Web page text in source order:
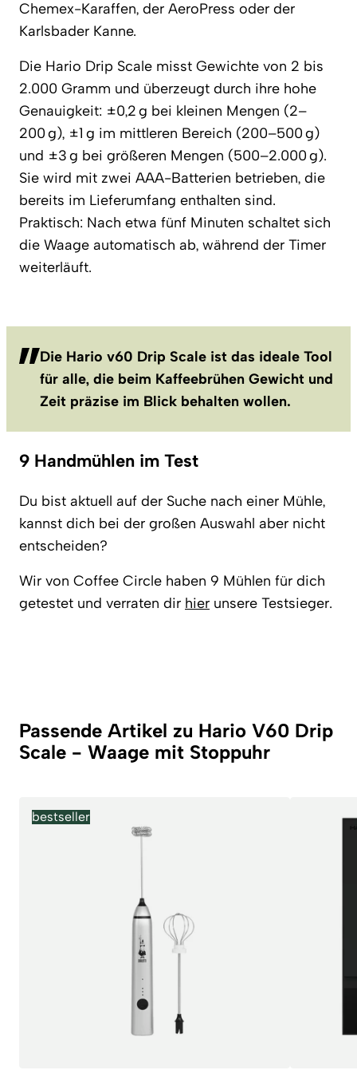
Chemex-Karaffen, der AeroPress oder der
Karlsbader Kanne.
Die Hario Drip Scale misst Gewichte von 2 bis
2.000 Gramm und überzeugt durch ihre hohe
Genauigkeit: ±0,2 g bei kleinen Mengen (2–
200 g), ±1 g im mittleren Bereich (200–500 g)
und ±3 g bei größeren Mengen (500–2.000 g).
Sie wird mit zwei AAA-Batterien betrieben, die
bereits im Lieferumfang enthalten sind.
Praktisch: Nach etwa fünf Minuten schaltet sich
die Waage automatisch ab, während der Timer
weiterläuft.
Die Hario v60 Drip Scale ist das ideale Tool
für alle, die beim Kaffeebrühen Gewicht und
Zeit präzise im Blick behalten wollen.
9 Handmühlen im Test
Du bist aktuell auf der Suche nach einer Mühle,
kannst dich bei der großen Auswahl aber nicht
entscheiden?
Wir von Coffee Circle haben 9 Mühlen für dich
getestet und verraten dir hier unsere Testsieger.
Passende Artikel zu Hario V60 Drip
Scale - Waage mit Stoppuhr
bestseller